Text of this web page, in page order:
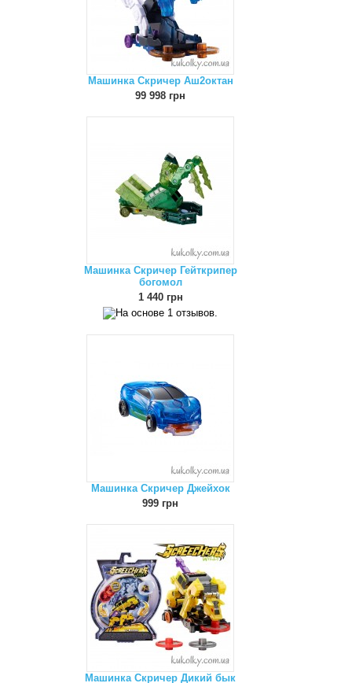
Машинка Скричер Аш2октан
99 998 грн
Машинка Скричер Гейткрипер
богомол
1 440 грн
Машинка Скричер Джейхок
999 грн
Машинка Скричер Дикий бык